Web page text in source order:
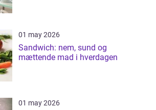
01 may 2026
Sandwich: nem, sund og
mættende mad i hverdagen
01 may 2026